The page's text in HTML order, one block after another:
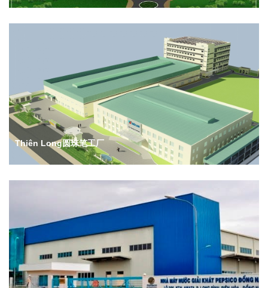
Thiên Long圆珠笔工厂